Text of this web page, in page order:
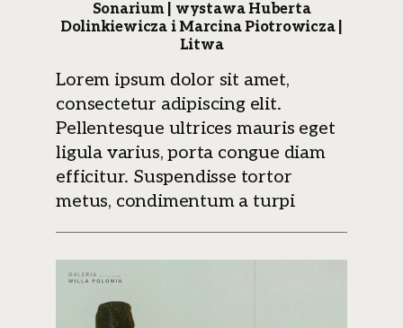
Sonarium | wystawa Huberta
Dolinkiewicza i Marcina Piotrowicza |
Litwa
Lorem ipsum dolor sit amet,
consectetur adipiscing elit.
Pellentesque ultrices mauris eget
ligula varius, porta congue diam
efficitur. Suspendisse tortor
metus, condimentum a turpi